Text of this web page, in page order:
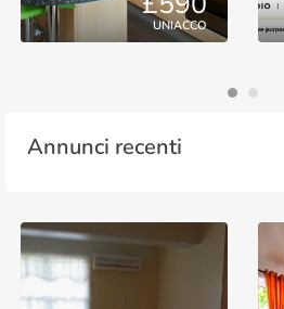
UNIACCO
Annunci recenti